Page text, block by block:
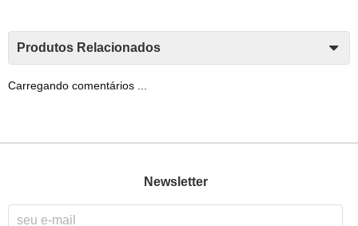
Produtos Relacionados
Carregando comentários ...
Newsletter